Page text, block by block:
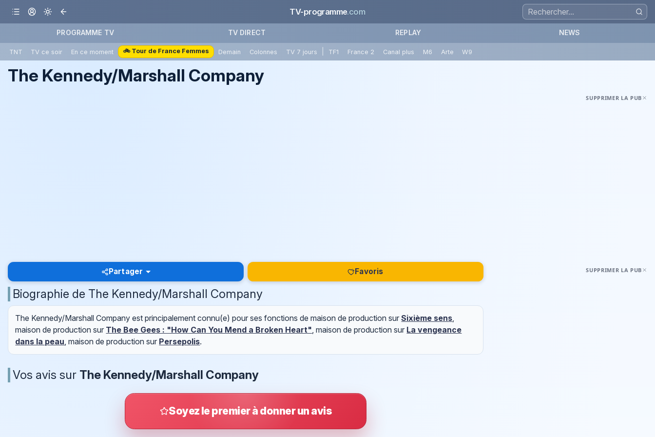
TV-programme.com
PROGRAMME TV TV DIRECT REPLAY NEWS
TNT TV ce soir En ce moment 🚲 Tour de France Femmes Demain Colonnes TV 7 jours TF1 France 2 Canal plus M6 Arte W9
The Kennedy/Marshall Company
SUPPRIMER LA PUB
Partager Favoris
Biographie de The Kennedy/Marshall Company
The Kennedy/Marshall Company est principalement connu(e) pour ses fonctions de maison de production surSixième sens,
maison de production sur The Bee Gees : "How Can You Mend a Broken Heart", maison de production sur La vengeance
dans la peau, maison de production sur Persepolis.
Vos avis sur The Kennedy/Marshall Company
Soyez le premier à donner un avis
SUPPRIMER LA PUB